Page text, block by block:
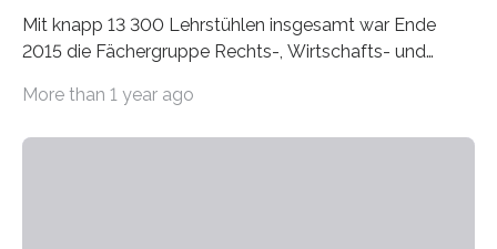
Mit knapp 13 300 Lehrstühlen insgesamt war Ende
2015 die Fächergruppe Rechts-, Wirtschafts- und
bei…
More than 1 year ago